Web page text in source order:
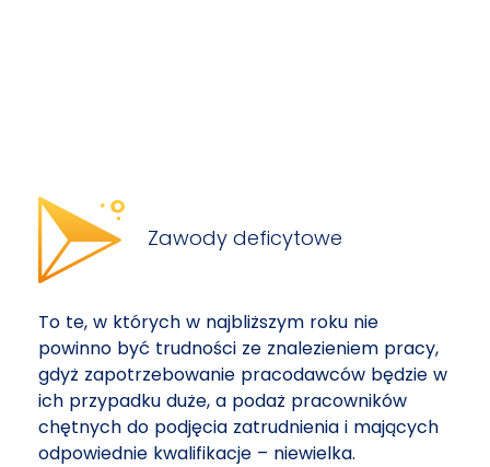
Zawody deficytowe
To te, w których w najbliższym roku nie
powinno być trudności ze znalezieniem pracy,
gdyż zapotrzebowanie pracodawców będzie w
ich przypadku duże, a podaż pracowników
chętnych do podjęcia zatrudnienia i mających
odpowiednie kwalifikacje – niewielka.